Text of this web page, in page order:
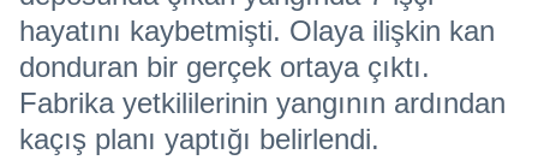
hayatını kaybetmişti. Olaya ilişkin kan
donduran bir gerçek ortaya çıktı.
Fabrika yetkililerinin yangının ardından
kaçış planı yaptığı belirlendi.